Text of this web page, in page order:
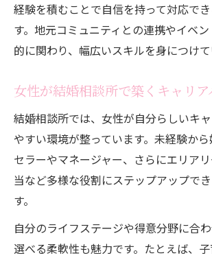
経験を積むことで自信を持って対応で
す。地元コミュニティとの連携やイベ
的に関わり、幅広いスキルを身につけて
女性が結婚相談所で築くキャリ
結婚相談所では、女性が自分らしいキ
やすい環境が整っています。未経験か
セラーやマネージャー、さらにエリア
当など多様な役割にステップアップで
す。
自分のライフステージや得意分野に合
選べる柔軟性も魅力です。たとえば、